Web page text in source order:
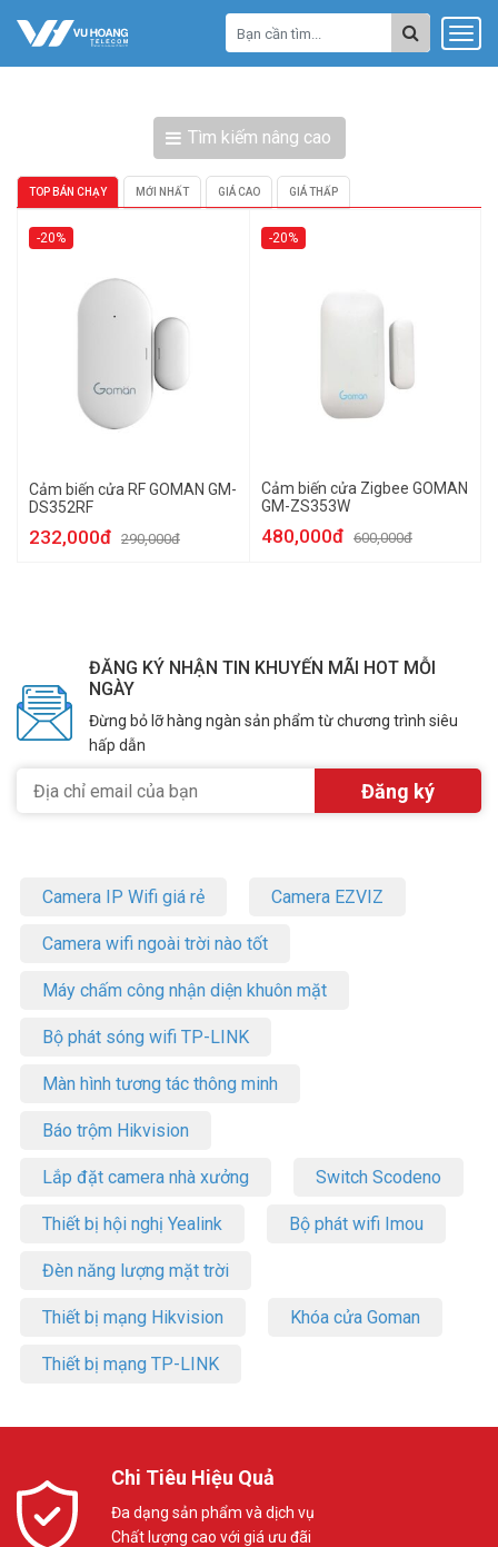
Tìm kiếm nâng cao
TOP BÁN CHẠY MỚI NHẤT GIÁ CAO GIÁ THẤP
-20%
Cảm biến cửa RF GOMAN GM-
DS352RF
232,000đ 290,000đ
-20%
Cảm biến cửa Zigbee GOMAN
GM-ZS353W
480,000đ 600,000đ
ĐĂNG KÝ NHẬN TIN KHUYẾN MÃI HOT MỖI
NGÀY
Đừng bỏ lỡ hàng ngàn sản phẩm từ chương trình siêu
hấp dẫn
Camera IP Wifi giá rẻ Camera EZVIZ
Camera wifi ngoài trời nào tốt
Máy chấm công nhận diện khuôn mặt
Bộ phát sóng wifi TP-LINK
Màn hình tương tác thông minh
Báo trộm Hikvision
Lắp đặt camera nhà xưởng Switch Scodeno
Thiết bị hội nghị Yealink Bộ phát wifi Imou
Đèn năng lượng mặt trời
Thiết bị mạng Hikvision Khóa cửa Goman
Thiết bị mạng TP-LINK
Chi Tiêu Hiệu Quả
Đa dạng sản phẩm và dịch vụ
Chất lượng cao với giá ưu đãi